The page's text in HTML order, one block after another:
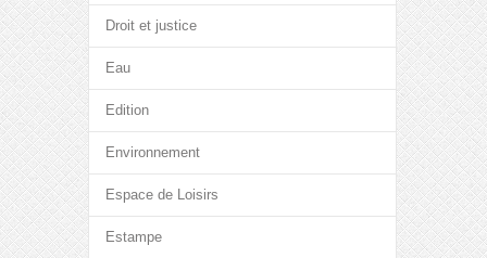
Droit et justice
Eau
Edition
Environnement
Espace de Loisirs
Estampe